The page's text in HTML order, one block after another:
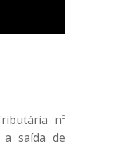
nº
a saída de